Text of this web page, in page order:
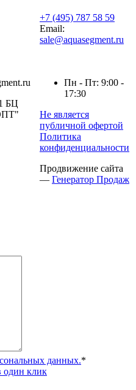
БЦ
+7 (495) 787 58 59
Email:
sale@aquasegment.ru
Пн - Пт: 9:00 -
17:30
Не является
публичной офертой
Политика
конфиденциальности
Продвижение сайта
— Генератор Продаж
данных.*
один клик